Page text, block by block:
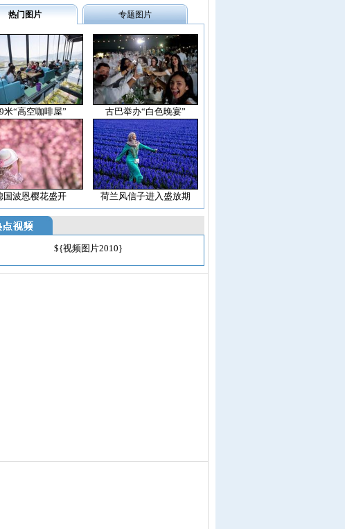
热门图片 专题图片
米“高空咖啡屋” 古巴举办“白色晚宴”
国波恩樱花盛开 荷兰风信子进入盛放期
${视频图片2010}